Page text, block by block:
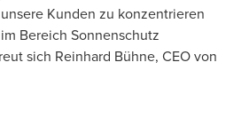
Kunden zu konzentrieren
Bereich Sonnenschutz
sich Reinhard Bühne, CEO von